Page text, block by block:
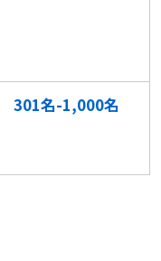
301名-1,000名